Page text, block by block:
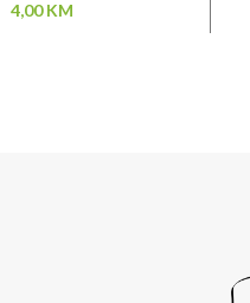
4,00KM